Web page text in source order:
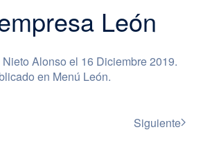
León
Alonso el 16 Diciembre 2019.
en Menú León.
Siguiente